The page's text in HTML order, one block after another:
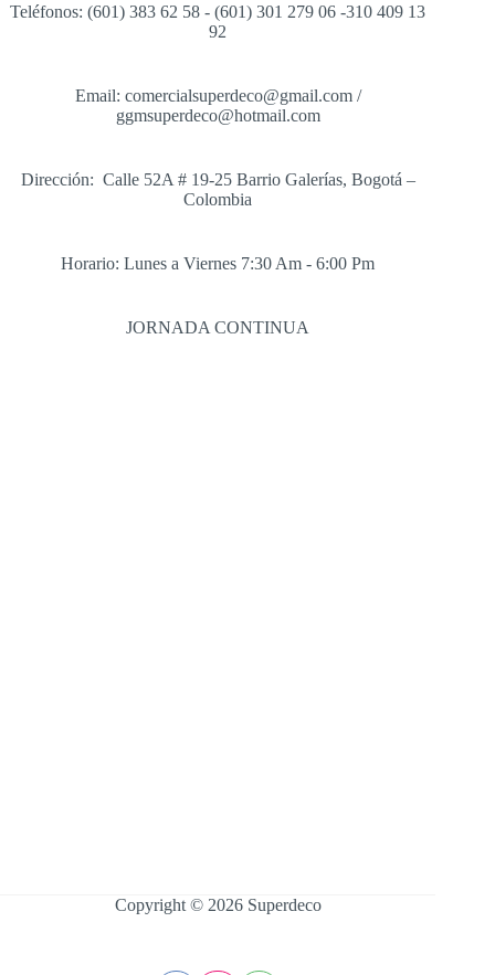
Teléfonos: (601) 383 62 58 - (601) 301 279 06 -310 409 13
92
Email: comercialsuperdeco@gmail.com /
ggmsuperdeco@hotmail.com
Dirección: Calle 52A # 19-25 Barrio Galerías, Bogotá –
Colombia
Horario: Lunes a Viernes 7:30 Am - 6:00 Pm
JORNADA CONTINUA
Copyright © 2026 Superdeco